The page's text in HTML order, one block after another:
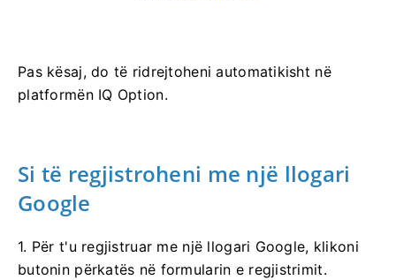
Pas kësaj, do të ridrejtoheni automatikisht në
platformën IQ Option.
Si të regjistroheni me një llogari
Google
1. Për t'u regjistruar me një llogari Google, klikoni
butonin përkatës në formularin e regjistrimit.